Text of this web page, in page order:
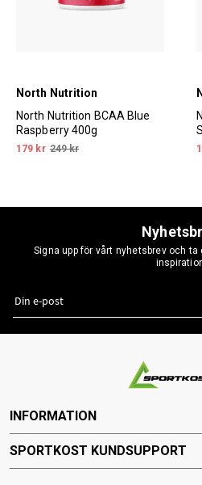
North Nutrition
North Nutrition BCAA Blue
Raspberry 400g
179 kr 249 kr
Signa upp för vårt nyhetsbrev och ta
INFORMATION
SPORTKOST KUNDSUPPORT